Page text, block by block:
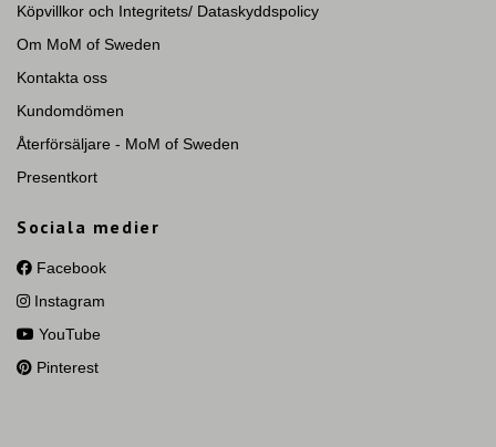
Köpvillkor och Integritets/ Dataskyddspolicy
Om MoM of Sweden
Kontakta oss
Kundomdömen
Återförsäljare - MoM of Sweden
Presentkort
Sociala medier
Facebook
Instagram
YouTube
Pinterest